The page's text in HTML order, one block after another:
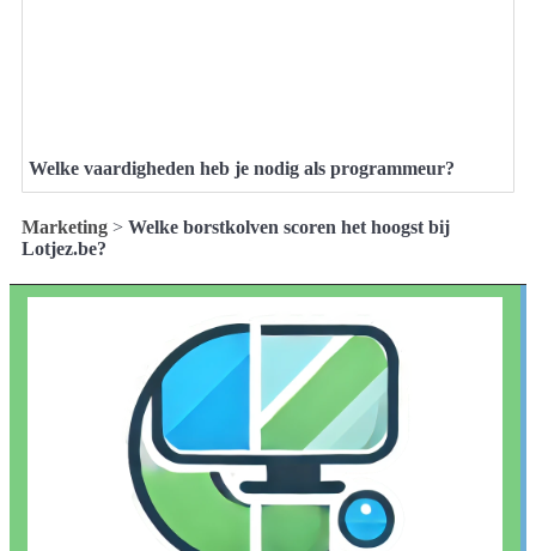
Welke vaardigheden heb je nodig als programmeur?
Marketing > Welke borstkolven scoren het hoogst bij
Lotjez.be?